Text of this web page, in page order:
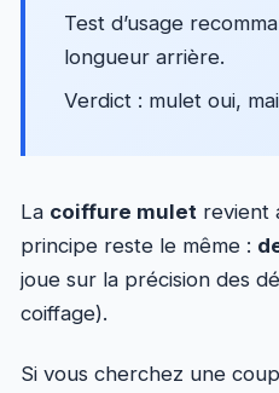
Test d’usage
longueur arrière.
Verdict : mulet oui,
La coiffure mulet revient
principe reste le même :
joue sur la précision des
coiffage).
Si vous cherchez une